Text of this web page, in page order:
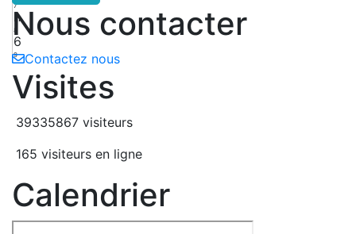
7
h
8
6
9
Nous contacter
Contactez nous
Visites
39335867 visiteurs
165 visiteurs en ligne
Calendrier